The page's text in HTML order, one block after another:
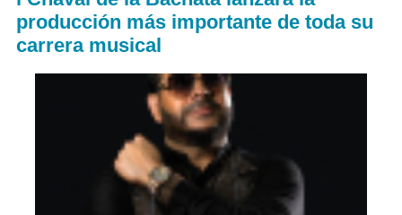
producción más importante de toda su
carrera musical